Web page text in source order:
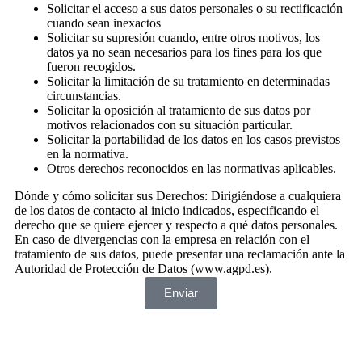
Solicitar el acceso a sus datos personales o su rectificación
cuando sean inexactos
Solicitar su supresión cuando, entre otros motivos, los
datos ya no sean necesarios para los fines para los que
fueron recogidos.
Solicitar la limitación de su tratamiento en determinadas
circunstancias.
Solicitar la oposición al tratamiento de sus datos por
motivos relacionados con su situación particular.
Solicitar la portabilidad de los datos en los casos previstos
en la normativa.
Otros derechos reconocidos en las normativas aplicables.
Dónde y cómo solicitar sus Derechos: Dirigiéndose a cualquiera
de los datos de contacto al inicio indicados, especificando el
derecho que se quiere ejercer y respecto a qué datos personales.
En caso de divergencias con la empresa en relación con el
tratamiento de sus datos, puede presentar una reclamación ante la
Autoridad de Protección de Datos (www.agpd.es).
Enviar